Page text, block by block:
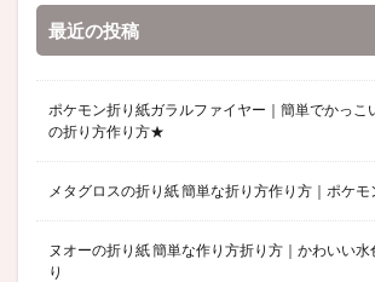
最近の投稿
ポケモン折り紙ガラルファイヤー｜簡単でかっこ
の折り方作り方★
メタグロスの折り紙 簡単な折り方作り方｜ポケ
ヌオーの折り紙 簡単な作り方折り方｜かわいい
り